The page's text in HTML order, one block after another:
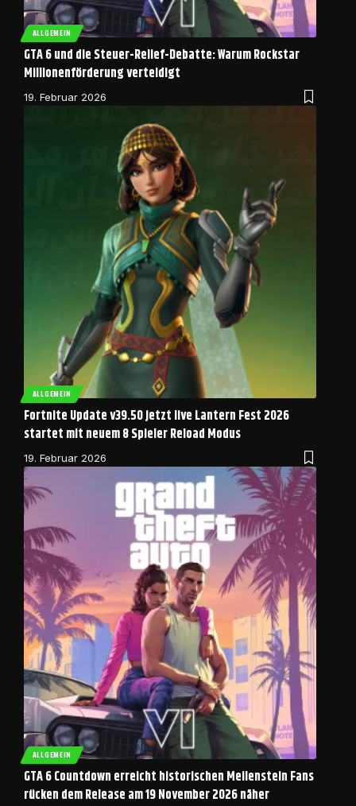
ALLGEMEIN
GTA 6 und die Steuer-Relief-Debatte: Warum Rockstar
Millionenförderung verteidigt
19. Februar 2026
ALLGEMEIN
Fortnite Update v39.50 jetzt live Lantern Fest 2026
startet mit neuem 8 Spieler Reload Modus
19. Februar 2026
ALLGEMEIN
GTA 6 Countdown erreicht historischen Meilenstein Fans
rücken dem Release am 19 November 2026 näher